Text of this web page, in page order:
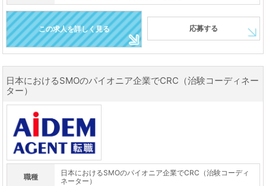
この求人を詳しく見る 応募する
日本におけるSMOのパイオニア企業でCRC（治験コーディネー
ター）
職種
日本におけるSMOのパイオニア企業でCRC（治験コーディ
ネーター）